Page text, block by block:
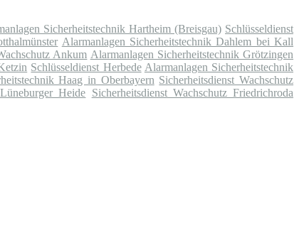
Sicherheitstechnik Hartheim (Breisgau) Schlüsseldienst
Alarmanlagen Sicherheitstechnik Dahlem bei Kall
Ankum Alarmanlagen Sicherheitstechnik Grötzingen
Schlüsseldienst Herbede Alarmanlagen Sicherheitstechnik
Haag in Oberbayern Sicherheitsdienst Wachschutz
Heide Sicherheitsdienst Wachschutz Friedrichroda